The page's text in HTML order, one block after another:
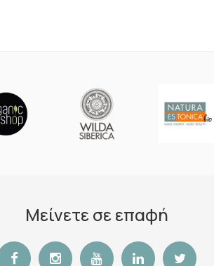
Μείνετε σε επαφή